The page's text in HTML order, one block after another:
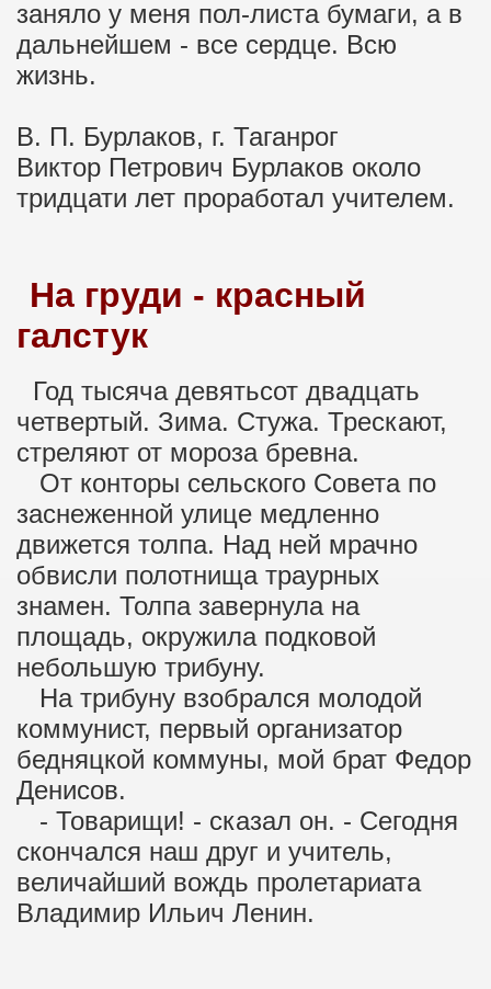
заняло у меня пол-листа бумаги, а в
дальнейшем - все сердце. Всю
жизнь.
В. П. Бурлаков, г. Таганрог
Виктор Петрович Бурлаков около
тридцати лет проработал учителем.
На груди - красный
галстук
Год тысяча девятьсот двадцать
четвертый. Зима. Стужа. Трескают,
стреляют от мороза бревна.
От конторы сельского Совета по
заснеженной улице медленно
движется толпа. Над ней мрачно
обвисли полотнища траурных
знамен. Толпа завернула на
площадь, окружила подковой
небольшую трибуну.
На трибуну взобрался молодой
коммунист, первый организатор
бедняцкой коммуны, мой брат Федор
Денисов.
- Товарищи! - сказал он. - Сегодня
скончался наш друг и учитель,
величайший вождь пролетариата
Владимир Ильич Ленин.